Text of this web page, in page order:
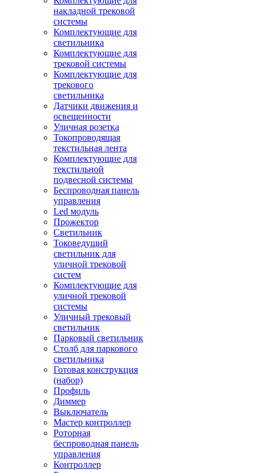
накладной трековой
системы
Комплектующие для
светильника
Комплектующие для
трековой системы
Комплектующие для
трекового
светильника
Датчики движения и
освещенности
Уличная розетка
Токопроводящая
текстильная лента
Комплектующие для
текстильной
подвесной системы
Беспроводная панель
управления
Led модуль
Прожектор
Светильник
Токоведущий
светильник для
уличной трековой
систем
Комплектующие для
уличной трековой
системы
Уличный трековый
светильник
Парковый светильник
Столб для паркового
светильника
Готовая конструкция
(набор)
Профиль
Диммер
Выключатель
Мастер контроллер
Роторная
беспроводная панель
управления
Контроллер